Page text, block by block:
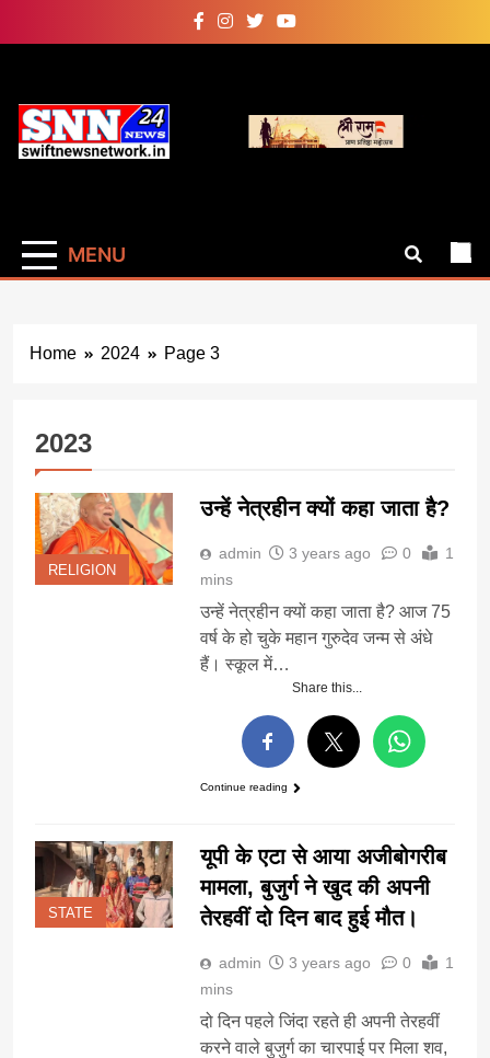
MENU
Home 2024 Page 3
2023
RELIGION
उन्हें नेत्रहीन क्यों कहा जाता है?
admin 3 years ago 0
1
mins
उन्हें नेत्रहीन क्यों कहा जाता है? आज 75
वर्ष के हो चुके महान गुरुदेव जन्म से अंधे
हैं। स्कूल में…
Share this...
Continue reading
STATE
यूपी के एटा से आया अजीबोगरीब
मामला, बुजुर्ग ने खुद की अपनी
तेरहवीं दो दिन बाद हुई मौत।
admin 3 years ago 0
1
mins
दो दिन पहले जिंदा रहते ही अपनी तेरहवीं
करने वाले बुजुर्ग का चारपाई पर मिला शव,